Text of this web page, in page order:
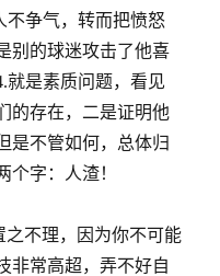
不争气，转而把愤怒
别的球迷攻击了他喜
就是素质问题，看见
的存在，二是证明他
不管如何，总体归
个字：人渣！
之不理，因为你不可能
非常高超，弄不好自